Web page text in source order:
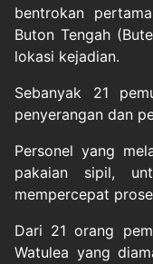
bentrokan
Buton Tengah
lokasi kejadian.
Sebanyak 21
penyerangan dan
Personel yang
pakaian sipil,
mempercepat
Dari 21 orang
Watulea yang